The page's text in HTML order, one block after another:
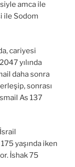
amca ile
ile Sodom
cariyesi
yılında
daha sonra
sonrası
As 137
yaşında iken
İshak 75